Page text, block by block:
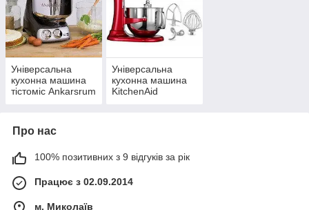
Універсальна
кухонна машина
тістоміс Ankarsrum
Універсальна
кухонна машина
KitchenAid
Про нас
100% позитивних з 9 відгуків за рік
Працює з 02.09.2014
м. Миколаїв